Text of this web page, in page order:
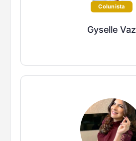
Colunista
Gyselle Vaz